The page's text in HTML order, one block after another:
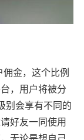
金，这个比例
，用户将被分
别会享有不同的
好友一同使用